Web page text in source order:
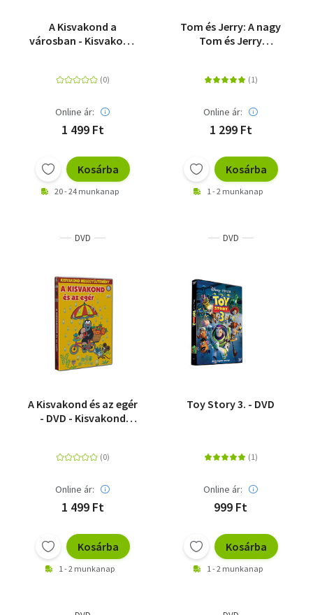
A Kisvakond a
városban - Kisvakond
Online ár:
1 499 Ft
Kosárba
20 - 24 munkanap
Tom és Jerry: A nagy
Tom és Jerry
Online ár:
1 299 Ft
Kosárba
1 - 2 munkanap
DVD
A Kisvakond és az egér
- DVD - Kisvakond
Online ár:
1 499 Ft
Kosárba
1 - 2 munkanap
DVD
Toy Story 3. - DVD
Online ár:
999 Ft
Kosárba
1 - 2 munkanap